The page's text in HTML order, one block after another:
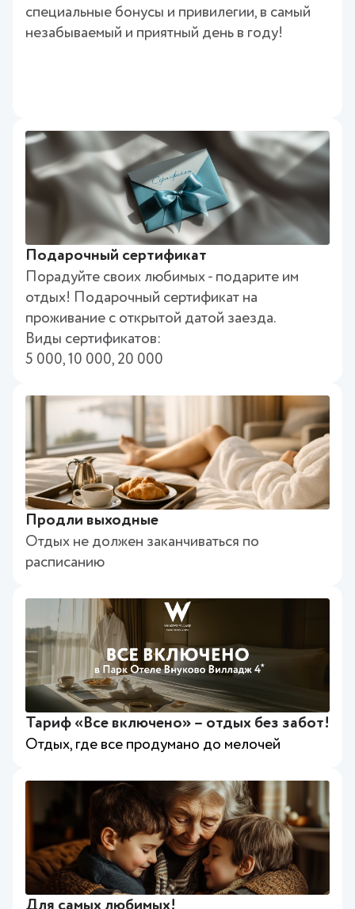
специальные бонусы и привилегии, в самый
незабываемый и приятный день в году!
Подарочный сертификат
Порадуйте своих любимых - подарите им
отдых! Подарочный сертификат на
проживание с открытой датой заезда.
Виды сертификатов:
5 000, 10 000, 20 000
Продли выходные
Отдых не должен заканчиваться по
расписанию
Тариф «Все включено» – отдых без забот!
Отдых, где все продумано до мелочей
Для самых любимых!